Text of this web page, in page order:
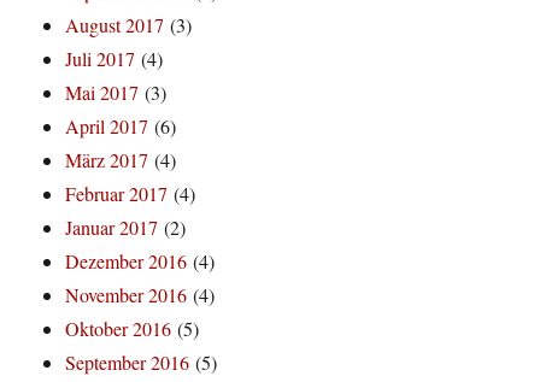
August 2017 (3)
Juli 2017 (4)
Mai 2017 (3)
April 2017 (6)
März 2017 (4)
Februar 2017 (4)
Januar 2017 (2)
Dezember 2016 (4)
November 2016 (4)
Oktober 2016 (5)
September 2016 (5)